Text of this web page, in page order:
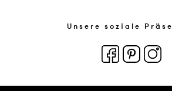
Unsere soziale